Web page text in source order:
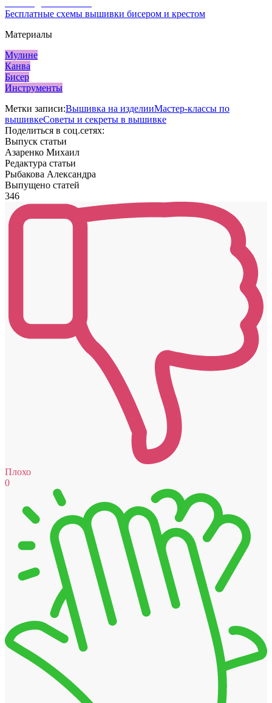
Бесплатные схемы вышивки бисером и крестом
Материалы
Мулине
Канва
Бисер
Инструменты
Метки записи:Вышивка на изделииМастер-классы по
вышивкеСоветы и секреты в вышивке
Поделиться в соц.сетях:
Выпуск статьи
Азаренко Михаил
Редактура статьи
Рыбакова Александра
Выпущено статей
346
Плохо
0